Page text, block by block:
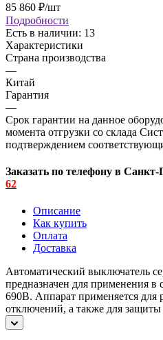
85 860 ₽/шт
Подробности
Есть в наличии: 13
Характеристики
Страна производства
—
Китай
Гарантия
—
Срок гарантии на данное
момента отгрузки со склада
подтверждением
Заказать по телефону в Санкт-
62
Описание
Как купить
Оплата
Доставка
Автоматический выключатель
предназначен для применения в
690В. Аппарат применяется для
отключений, а также для защиты